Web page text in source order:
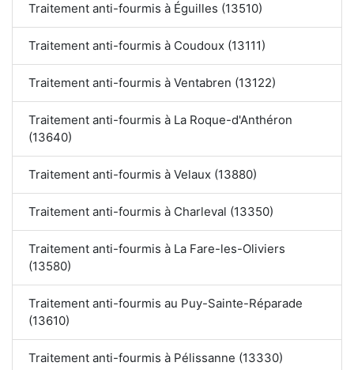
Traitement anti-fourmis à Éguilles (13510)
Traitement anti-fourmis à Coudoux (13111)
Traitement anti-fourmis à Ventabren (13122)
Traitement anti-fourmis à La Roque-d'Anthéron
(13640)
Traitement anti-fourmis à Velaux (13880)
Traitement anti-fourmis à Charleval (13350)
Traitement anti-fourmis à La Fare-les-Oliviers
(13580)
Traitement anti-fourmis au Puy-Sainte-Réparade
(13610)
Traitement anti-fourmis à Pélissanne (13330)